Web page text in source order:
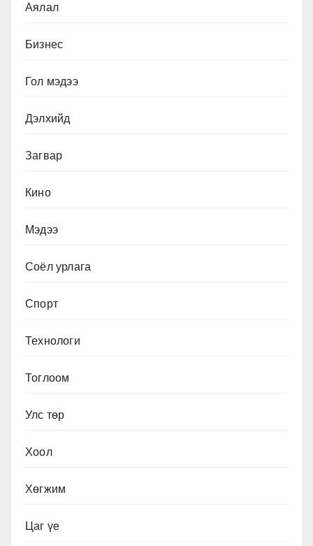
Аялал
Бизнес
Гол мэдээ
Дэлхийд
Загвар
Кино
Мэдээ
Соёл урлага
Спорт
Технологи
Тоглоом
Улс төр
Хоол
Хөгжим
Цаг үе